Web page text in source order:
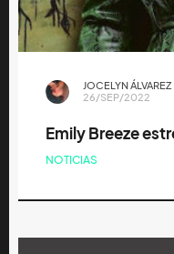
JOCELYN ÁLVAREZ
26/SEP/2022
Emily Breeze
NOTICIAS